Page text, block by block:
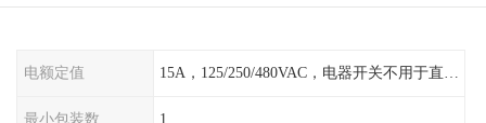
电额定值
最小包装数 1